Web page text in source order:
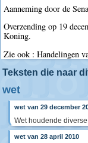
Aanneming door de
Overzending op 19
Koning.
Zie ook : Handelingen
Teksten die naar
wet
wet van 29 december
Wet houdende
wet van 28 april 2010